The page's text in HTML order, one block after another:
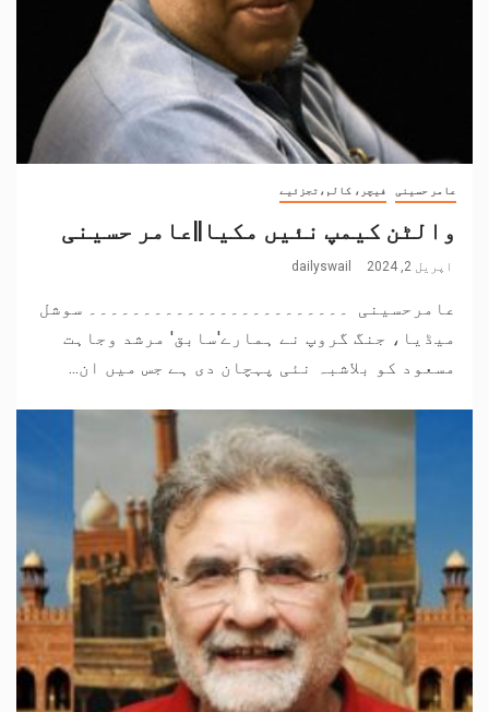
عامر حسینی فیچر، کالم،تجزئیے
والٹن کیمپ نئیں مکیا||عامر حسینی
اپریل 2, 2024 dailyswail
عامرحسینی ۔۔۔۔۔۔۔۔۔۔۔۔۔۔۔۔۔۔۔۔۔۔۔۔ سوشل
میڈیا، جنگ گروپ نے ہمارے'سابق' مرشد وجاہت
مسعود کو بلاشبہ نئی پہچان دی ہے جس میں ان...